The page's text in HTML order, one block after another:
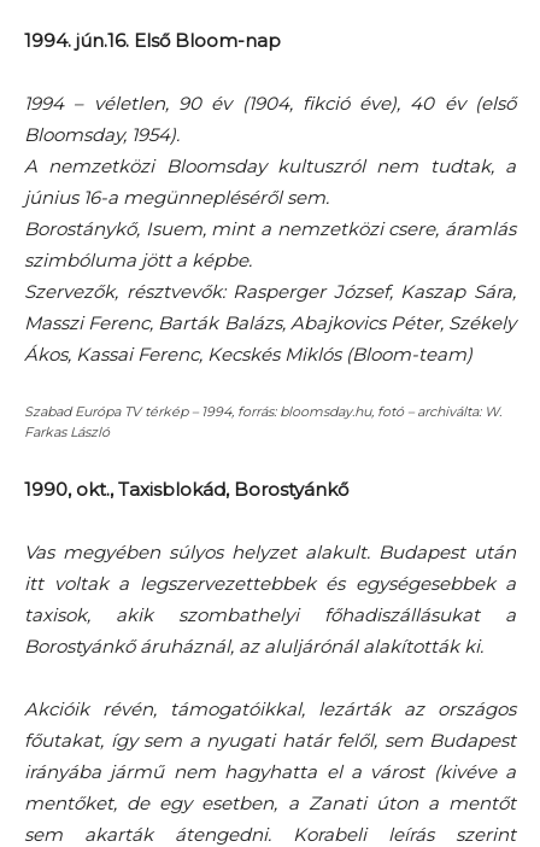
1994. jún.16. Első Bloom-nap
1994 – véletlen, 90 év (1904, fikció éve), 40 év (első
Bloomsday, 1954).
A nemzetközi Bloomsday kultuszról nem tudtak, a
június 16-a megünnepléséről sem.
Borostánykő, Isuem, mint a nemzetközi csere, áramlás
szimbóluma jött a képbe.
Szervezők, résztvevők: Rasperger József, Kaszap Sára,
Masszi Ferenc, Barták Balázs, Abajkovics Péter, Székely
Ákos, Kassai Ferenc, Kecskés Miklós (Bloom-team)
Szabad Európa TV térkép – 1994, forrás: bloomsday.hu, fotó – archiválta: W.
Farkas László
1990, okt., Taxisblokád, Borostyánkő
Vas megyében súlyos helyzet alakult. Budapest után
itt voltak a legszervezettebbek és egységesebbek a
taxisok, akik szombathelyi főhadiszállásukat a
Borostyánkő áruháznál, az aluljárónál alakították ki.
Akcióik révén, támogatóikkal, lezárták az országos
főutakat, így sem a nyugati határ felől, sem Budapest
irányába jármű nem hagyhatta el a várost (kivéve a
mentőket, de egy esetben, a Zanati úton a mentőt
sem akarták átengedni. Korabeli leírás szerint